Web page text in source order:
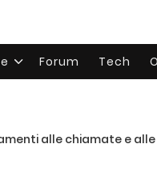
Forum Tech
alle chiamate e